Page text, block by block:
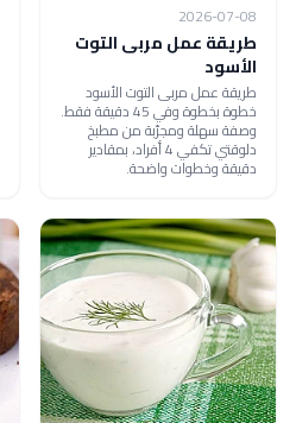
2026-07-08
طريقة عمل مربى التوت
الأسود
طريقة عمل مربى التوت الأسود
خطوة بخطوة وفي 45 دقيقة فقط.
وصفة سهلة ومجرّبة من مطبخ
دلوقتي تكفي 4 أفراد، بمقادير
دقيقة وخطوات واضحة.